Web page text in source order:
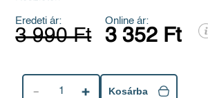
Eredeti ár:
3 990 Ft
Online ár:
3 352 Ft
1 Kosárba